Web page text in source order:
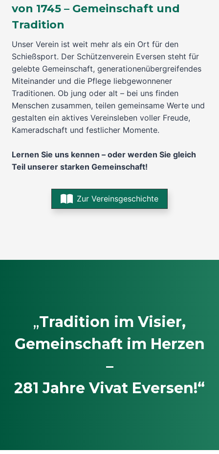
von 1745 – Gemeinschaft und
Tradition
Unser Verein ist weit mehr als ein Ort für den
Schießsport. Der Schützenverein Eversen steht für
gelebte Gemeinschaft, generationenübergreifendes
Miteinander und die Pflege liebgewonnener
Traditionen. Ob jung oder alt – bei uns finden
Menschen zusammen, teilen gemeinsame Werte und
gestalten ein aktives Vereinsleben voller Freude,
Kameradschaft und festlicher Momente.
Lernen Sie uns kennen – oder werden Sie gleich
Teil unserer starken Gemeinschaft!
Zur Vereinsgeschichte
„Tradition im Visier,
Gemeinschaft im Herzen
–
281 Jahre Vivat Eversen!“